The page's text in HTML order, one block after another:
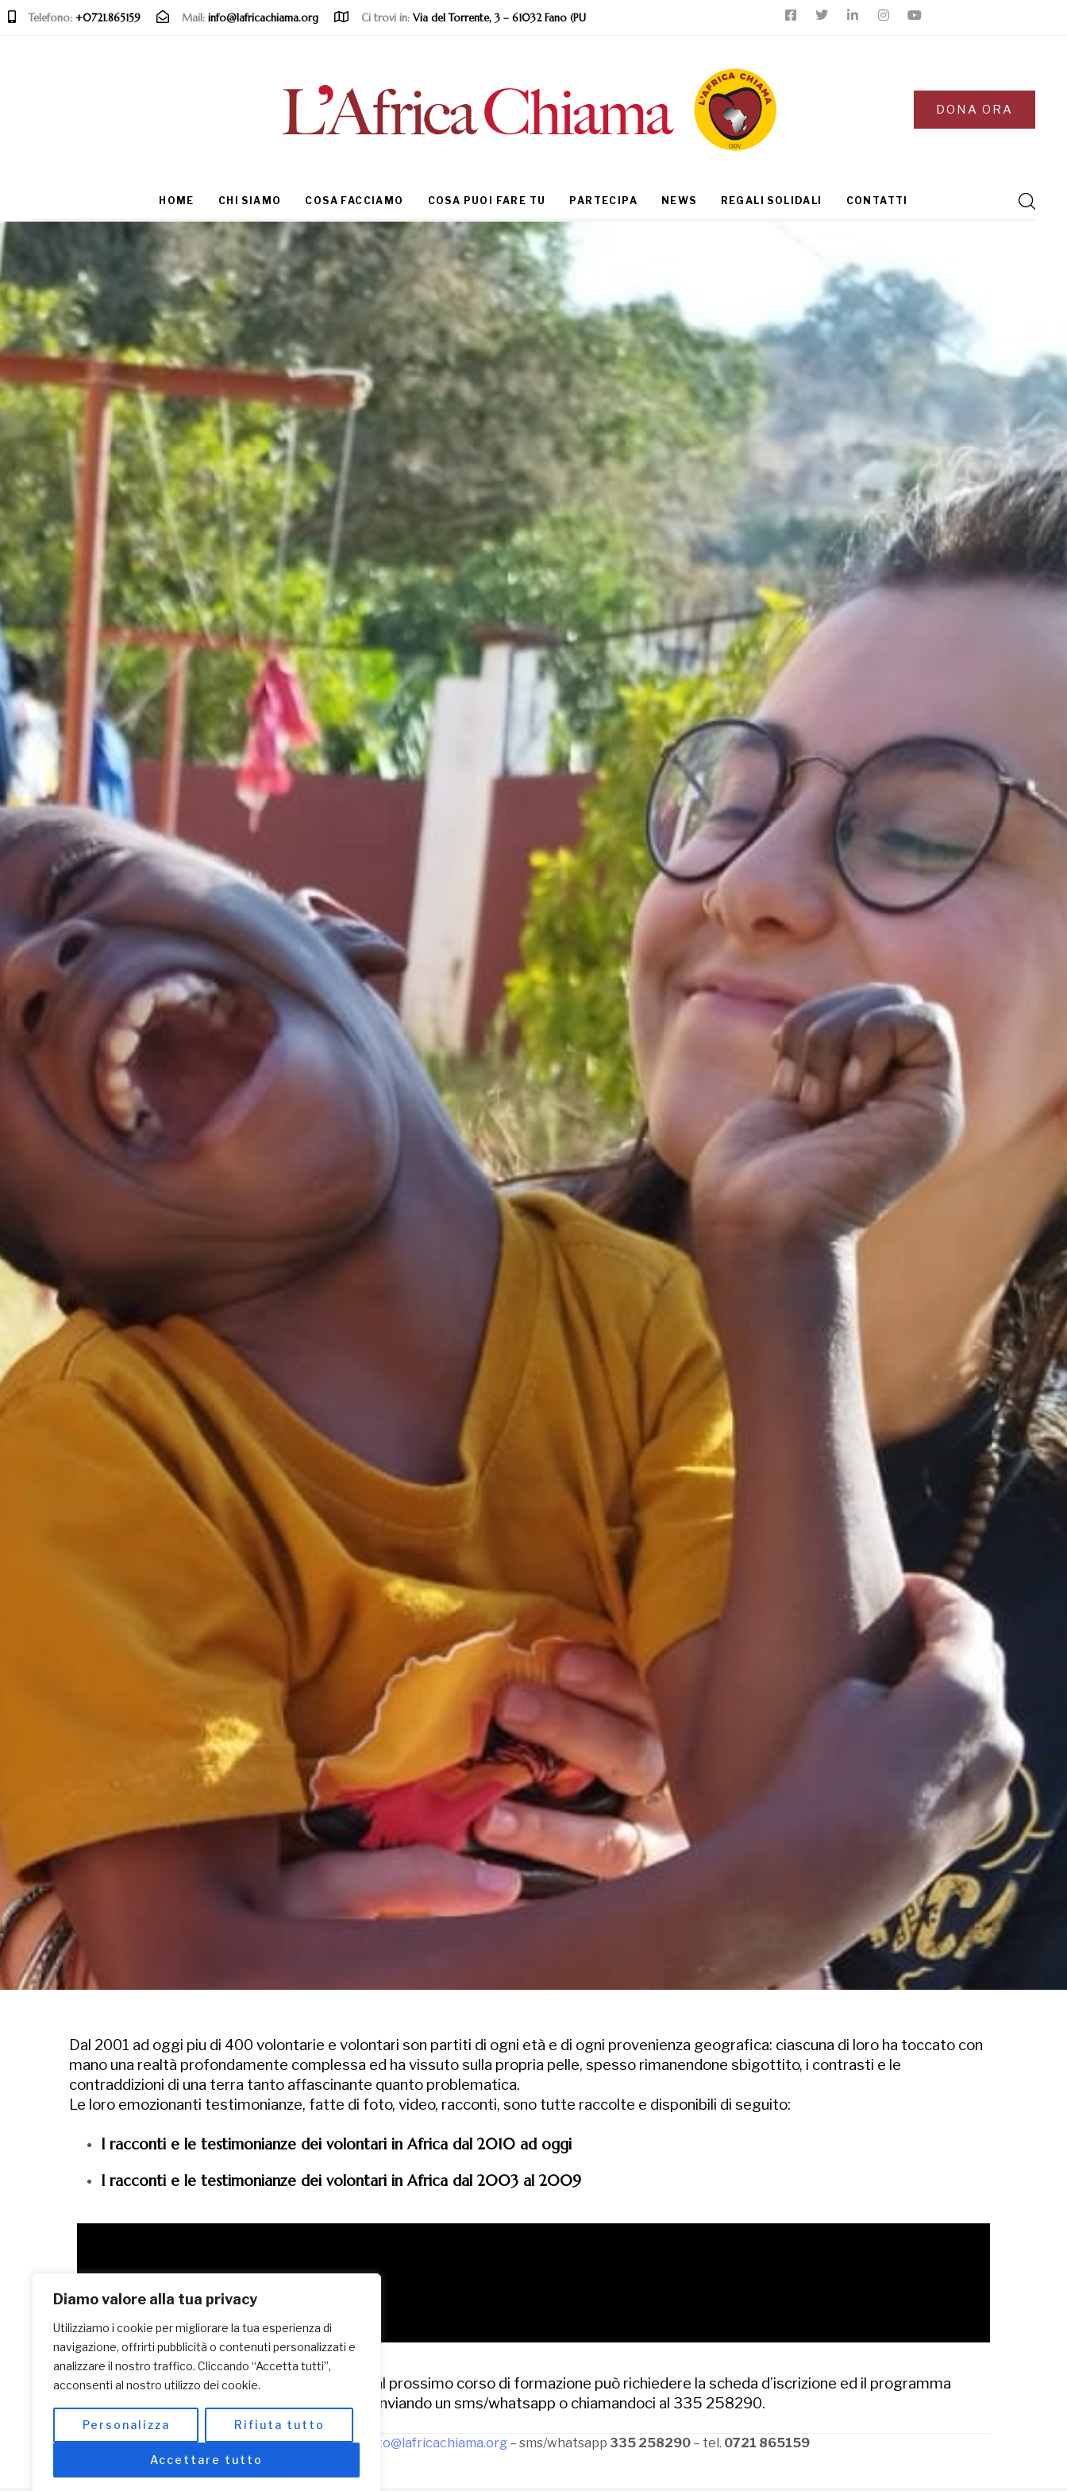
Diamo valore alla tua privacy
Utilizziamo i cookie per migliorare la tua esperienza di
navigazione, offrirti pubblicità o contenuti personalizzati e
analizzare il nostro traffico. Cliccando “Accetta tutti”,
acconsenti al nostro utilizzo dei cookie.
Personalizza Rifiuta tutto
Accettare tutto
Telefono: +0721.865159 Mail: info@lafricachiama.org Ci trovi in: Via del Torrente, 3 – 61032 Fano (PU
DONA ORA
HOME CHI SIAMO COSA FACCIAMO COSA PUOI FARE TU PARTECIPA NEWS REGALI SOLIDALI CONTATTI
TESTIMONIANZE SUL
VOLONTARIATO IN
AFRICA
Dal 2001 ad oggi piu di 400 volontarie e volontari son partiti di ogni età e di ogni provenienza geografica: ciascuna di loro ha toccato con
mano una realtà profondamente complessa ed ha vissuto sulla propria pelle, spesso rimanendone sbigottito, i contrasti e le
contraddizioni di una terra tanto affascinante quanto problematica.
Le loro emozionanti testimonianze, fatte di foto, video, racconti, sono tutte raccolte e disponibili di seguito:
I racconti e le testimonianze dei volontari in Africa dal 2010 ad oggi
I racconti e le testimonianze dei volontari in Africa dal 2003 al 2009
Chiunque fosse interessato/a a partecipare al prossimo corso di formazione può richiedere la scheda d’iscrizione ed il programma
scrivendo avolontariato@lafricachiama.org , inviando un sms/whatsapp o chiamandoci al 335 258290.
L’AFRICA CHIAMA ONLUS ONG– email.volontariato@lafricachiama.org – sms/whatsapp 335 258290 – tel. 0721 865159